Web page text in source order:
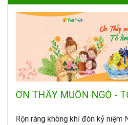
ƠN THẦY MUỐN NGỎ -
Rộn ràng không khí đón kỷ niệm